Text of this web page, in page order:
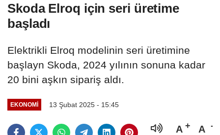
Skoda Elroq için seri üretime
başladı
Elektrikli Elroq modelinin seri üretimine
başlayn Skoda, 2024 yılının sonuna kadar
20 bini aşkın sipariş aldı.
EKONOMI 13 Şubat 2025 - 15:45
A A